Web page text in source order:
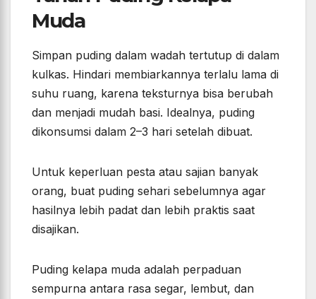
Muda
Simpan puding dalam wadah tertutup di dalam
kulkas. Hindari membiarkannya terlalu lama di
suhu ruang, karena teksturnya bisa berubah
dan menjadi mudah basi. Idealnya, puding
dikonsumsi dalam 2–3 hari setelah dibuat.
Untuk keperluan pesta atau sajian banyak
orang, buat puding sehari sebelumnya agar
hasilnya lebih padat dan lebih praktis saat
disajikan.
Puding kelapa muda adalah perpaduan
sempurna antara rasa segar, lembut, dan